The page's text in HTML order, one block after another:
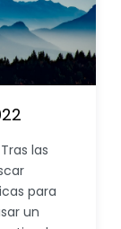
las
para
un